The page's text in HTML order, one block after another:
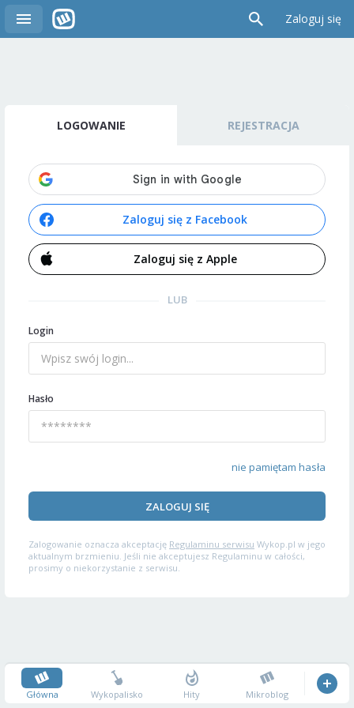
Zaloguj się
LOGOWANIE REJESTRACJA
Zaloguj się z Facebook
Zaloguj się z Apple
LUB
Login
Hasło
nie pamiętam hasła
ZALOGUJ SIĘ
Zalogowanie oznacza akceptację Regulaminu serwisu Wykop.pl w jego
aktualnym brzmieniu. Jeśli nie akceptujesz Regulaminu w całości,
prosimy o niekorzystanie z serwisu.
Główna Wykopalisko Hity Mikroblog